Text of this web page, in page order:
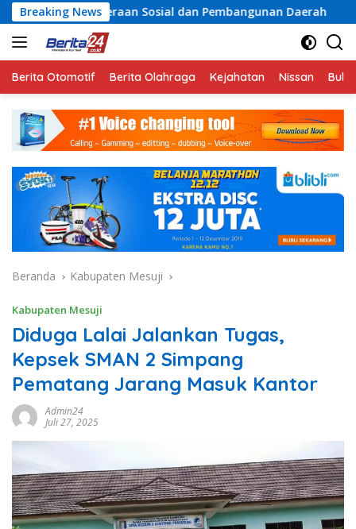
Langsung
ke
konten
Breaking News
Sosial dan Pembangunan Daerah Rayakan
Berita Otomotif Berita Olahraga Kejahatan Nissan
Beranda Kabupaten Mesuji
Kabupaten Mesuji
Diduga Lalai Jalankan Tugas,
Kepsek SMAN 2 Simpang
Pematang Jarang Masuk Kantor
Admin24
Juli 27, 2025